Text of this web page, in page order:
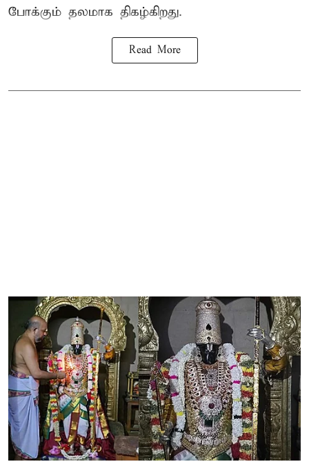
போக்கும் தலமாக திகழ்கிறது.
Read More